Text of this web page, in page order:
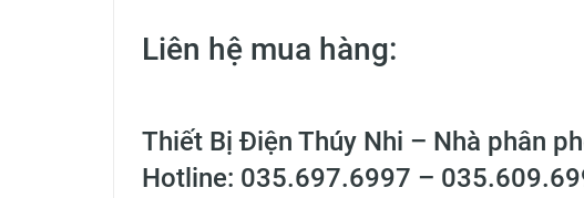
Liên hệ mua hàng:
Thiết Bị Điện Thúy Nhi – Nhà phân
Hotline: 035.697.6997 –